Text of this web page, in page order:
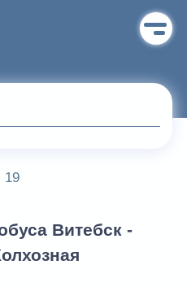
19
Витебск -